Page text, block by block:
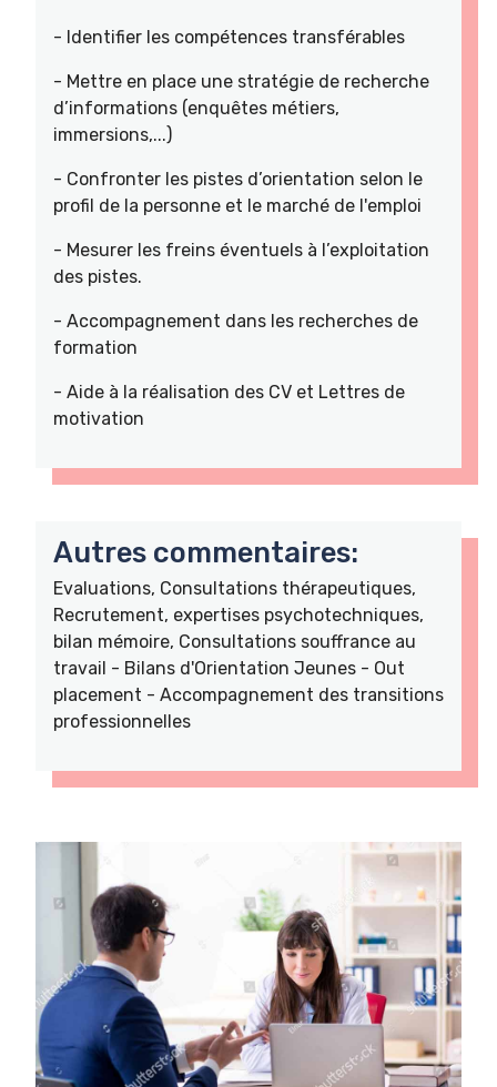
- Identifier les compétences transférables
- Mettre en place une stratégie de recherche
d’informations (enquêtes métiers,
immersions,...)
- Confronter les pistes d’orientation selon le
profil de la personne et le marché de l'emploi
- Mesurer les freins éventuels à l’exploitation
des pistes.
- Accompagnement dans les recherches de
formation
- Aide à la réalisation des CV et Lettres de
motivation
Autres commentaires:
Evaluations, Consultations thérapeutiques,
Recrutement, expertises psychotechniques,
bilan mémoire, Consultations souffrance au
travail - Bilans d'Orientation Jeunes - Out
placement - Accompagnement des transitions
professionnelles